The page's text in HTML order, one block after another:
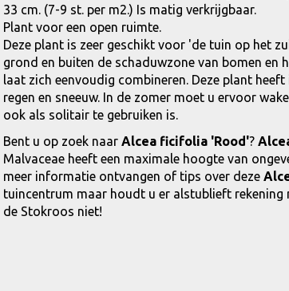
33 cm. (7-9 st. per m2.) Is matig verkrijgbaar.
Plant voor een open ruimte.
Deze plant is zeer geschikt voor 'de tuin op het
grond en buiten de schaduwzone van bomen en
laat zich eenvoudig combineren. Deze plant
regen en sneeuw. In de zomer moet u ervoor
ook als solitair te gebruiken is.
Bent u op zoek naar Alcea ficifolia 'Rood'?
Malvaceae heeft een maximale hoogte van
meer informatie ontvangen of tips over deze
tuincentrum maar houdt u er alstublieft
de Stokroos niet!